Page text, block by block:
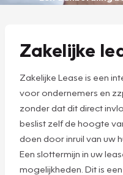
Zakelijke
Zakelijke Lease is een
voor ondernemers en
zonder dat dit direct
beslist zelf de hoogte
doen door inruil van uw
Een slottermijn in uw
mogelijkheden. Dit is